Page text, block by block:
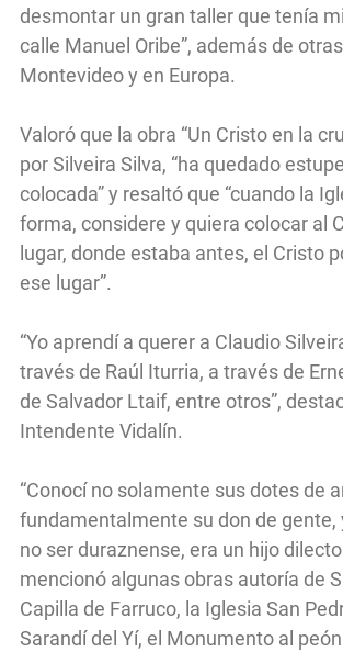
desmontar un gran taller que tenía
calle Manuel Oribe”, además de
Montevideo y en Europa.
Valoró que la obra “Un Cristo en la
por Silveira Silva, “ha quedado
colocada” y resaltó que “cuando la
forma, considere y quiera colocar al
lugar, donde estaba antes, el Cristo
ese lugar”.
“Yo aprendí a querer a Claudio
través de Raúl Iturria, a través de
de Salvador Ltaif, entre otros”,
Intendente Vidalín.
“Conocí no solamente sus dotes de
fundamentalmente su don de gente,
no ser duraznense, era un hijo
mencionó algunas obras autoría de
Capilla de Farruco, la Iglesia San
Sarandí del Yí, el Monumento al